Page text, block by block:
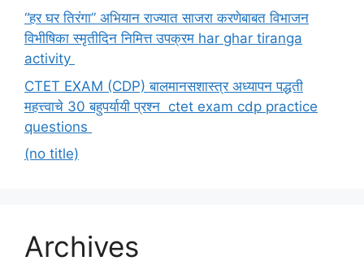
“हर घर तिरंगा” अभियान राज्यात साजरा करणेबाबत विभाजन
विभीषिका स्मृतीदिन निमित्त उपक्रम har ghar tiranga
activity
CTET EXAM (CDP) बालमानसशास्त्र अध्यापन पद्धती
महत्त्वाचे 30 बहुपर्यायी प्रश्न ctet exam cdp practice
questions
(no title)
Archives